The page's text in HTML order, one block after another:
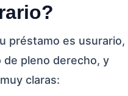
préstamo es usurario,
pleno derecho, y
claras: